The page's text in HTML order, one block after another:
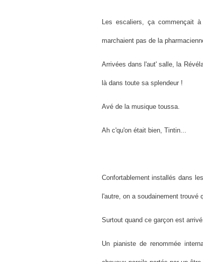
Les escaliers, ça commençait
marchaient pas de la
Arrivées dans l'aut' salle, la
là dans toute sa splendeur !
Avé de la musique toussa.
Ah c'qu'on était bien, Tintin...
Confortablement installés dans
l'autre, on a soudainement trouvé
Surtout quand ce garçon est
Un pianiste de renommée